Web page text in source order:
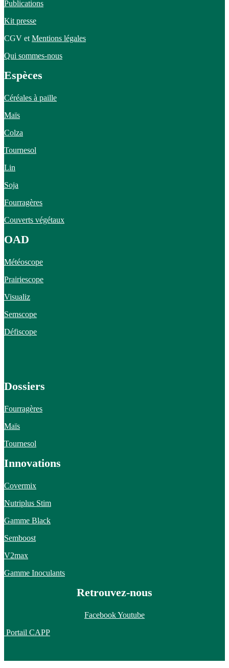
Publications
Kit presse
CGV et Mentions légales
Qui sommes-nous
Espèces
Céréales à paille
Maïs
Colza
Tournesol
Lin
Soja
Fourragères
Couverts végétaux
OAD
Météoscope
Prairiescope
Visualiz
Semscope
Défiscope
Dossiers
Fourragères
Maïs
Tournesol
Innovations
Covermix
Nutriplus Stim
Gamme Black
Semboost
V2max
Gamme Inoculants
Retrouvez-nous
FacebookYoutube
Portail CAPP